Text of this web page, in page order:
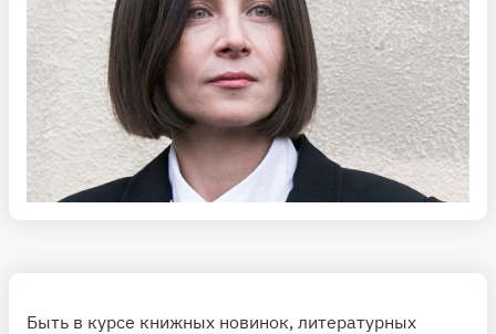
Йоркере». А вот стал ли «Щегол» новым «большим
американским романом», будет понятно нескоро.
Быть в курсе книжных новинок, литературных